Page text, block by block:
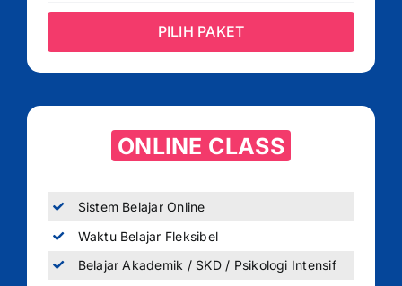
PILIH PAKET
ONLINE CLASS
Sistem Belajar Online
Waktu Belajar Fleksibel
Belajar Akademik / SKD / Psikologi Intensif